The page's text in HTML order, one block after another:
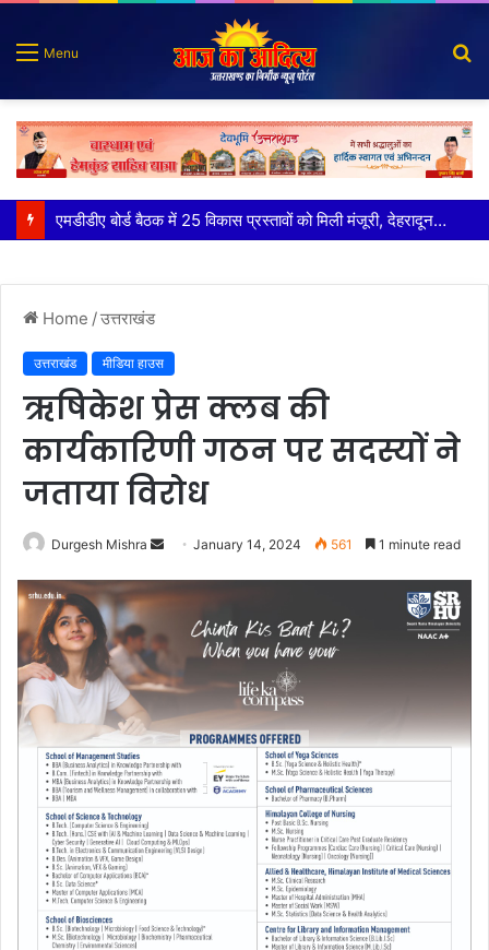
Menu
मुख्य सचिव ने अंडरग्राउंड विद्युत लाइन परियोजना का प्रस्ताव तैयार करने के दिये निर्देश
Home /उत्तराखंड
उत्तराखंड मीडिया हाउस
ऋषिकेश प्रेस क्लब की
कार्यकारिणी गठन पर सदस्यों ने
जताया विरोध
Durgesh Mishra
Send
email
January 14, 2024 561 1 minute read